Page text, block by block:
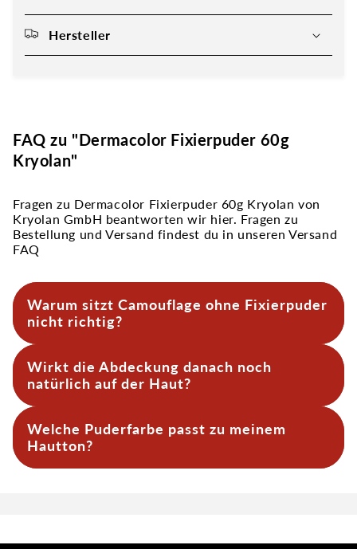
Hersteller
FAQ zu "Dermacolor Fixierpuder 60g
Kryolan"
Fragen zu Dermacolor Fixierpuder 60g Kryolan von
Kryolan GmbH beantworten wir hier. Fragen zu
Bestellung und Versand findest du in unseren Versand
FAQ
Warum sitzt Camouflage ohne Fixierpuder
nicht richtig?
Camouflage ist fetthaltig. Ohne Puder glänzt es,
verschiebt sich und färbt ab.
Wirkt die Abdeckung danach noch
natürlich auf der Haut?
Ja. Puder einfach andrücken, kurz wirken lassen,
Überschuss abnehmen und schon hast du eine
natürliche und fest sitzende Camouflage ganz
Welche Puderfarbe passt zu meinem
Hautton?